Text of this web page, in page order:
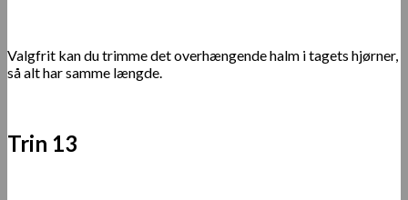
Valgfrit kan du trimme det overhængende halm i tagets hjørner,
så alt har samme længde.
Trin 13